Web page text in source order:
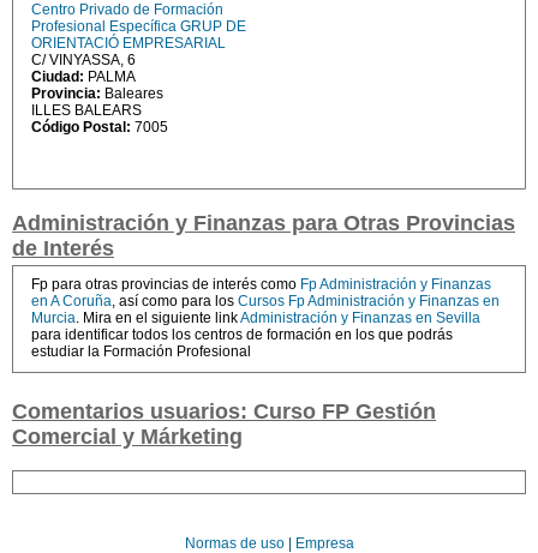
Centro Privado de Formación
Profesional Específica GRUP DE
ORIENTACIÓ EMPRESARIAL
C/ VINYASSA, 6
Ciudad: PALMA
Provincia: Baleares
ILLES BALEARS
Código Postal: 7005
Administración y Finanzas para Otras Provincias
de Interés
Fp para otras provincias de interés como Fp Administración y Finanzas
en A Coruña, así como para los Cursos Fp Administración y Finanzas en
Murcia. Mira en el siguiente linkAdministración y Finanzas en Sevilla
para identificar todos los centros de formación en los que podrás
estudiar la Formación Profesional
Comentarios usuarios: Curso FP Gestión
Comercial y Márketing
Normas de uso| Empresa